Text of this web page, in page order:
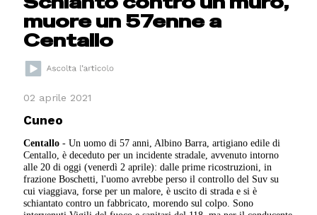
muore un 57enne a
Centallo
02 aprile 2021
Cuneo
Centallo - Un uomo di 57 anni, Albino Barra, artigiano edile di
Centallo, è deceduto per un incidente stradale, avvenuto intorno
alle 20 di oggi (venerdì 2 aprile): dalle prime ricostruzioni, in
frazione Boschetti, l'uomo avrebbe perso il controllo del Suv su
cui viaggiava, forse per un malore, è uscito di strada e si è
schiantato contro un fabbricato, morendo sul colpo. Sono